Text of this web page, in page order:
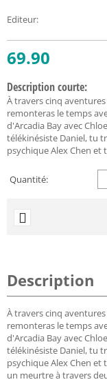
Editeur:
69.90
Description courte:
À travers cinq
remonteras le temps
d'Arcadia Bay avec
télékinésiste Daniel, tu
psychique Alex Chen et
Quantité:
Description
À travers cinq
remonteras le temps
d'Arcadia Bay avec
télékinésiste Daniel, tu
psychique Alex Chen
un meurtre à travers